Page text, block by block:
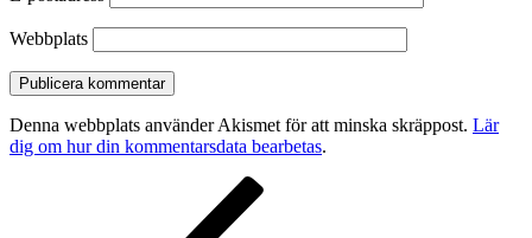
Webbplats
Denna webbplats använder Akismet för att minska skräppost. Lär
dig om hur din kommentarsdata bearbetas.
Inläggsnavigering